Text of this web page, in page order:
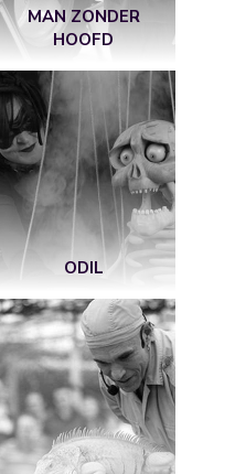
MAN ZONDER
HOOFD
ODIL